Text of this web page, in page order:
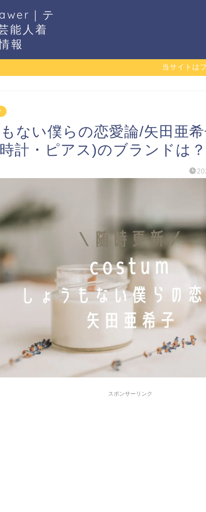
｜テ
能人着
報
当サイトは
ない僕らの恋愛論/矢田亜
計・ピアス)のブランドは？
スポンサーリンク